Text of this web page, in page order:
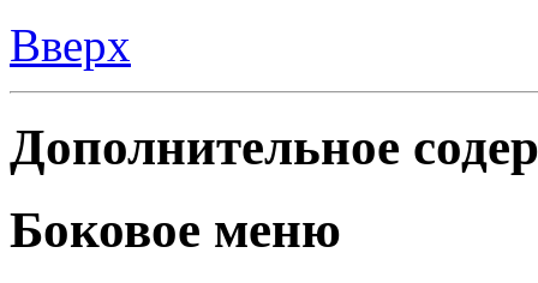
Вверх
Дополнительное
Боковое меню